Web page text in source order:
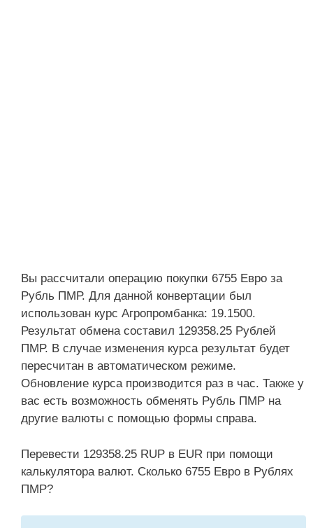
Вы рассчитали операцию покупки 6755 Евро за
Рубль ПМР. Для данной конвертации был
использован курс Агропромбанка: 19.1500.
Результат обмена составил 129358.25 Рублей
ПМР. В случае изменения курса результат будет
пересчитан в автоматическом режиме.
Обновление курса производится раз в час. Также у
вас есть возможность обменять Рубль ПМР на
другие валюты с помощью формы справа.
Перевести 129358.25 RUP в EUR при помощи
калькулятора валют. Сколько 6755 Евро в Рублях
ПМР?